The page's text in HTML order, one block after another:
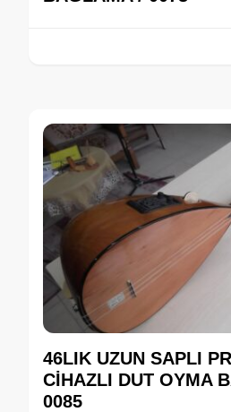
46LIK UZUN SAPLI
CİHAZLI DUT OYMA
0085